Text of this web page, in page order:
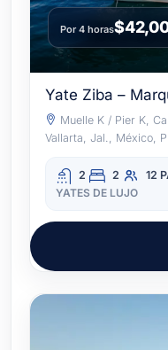
Por 4 horas
Yate Ziba –
Muelle K / Pier K,
Vallarta, Jal., México,
2 2 12
YATES DE LUJO